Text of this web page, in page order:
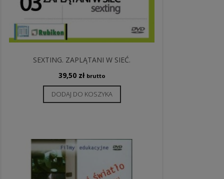
SEXTING. ZAPLĄTANI W SIEĆ.
39,50 zł brutto
DODAJ DO KOSZYKA